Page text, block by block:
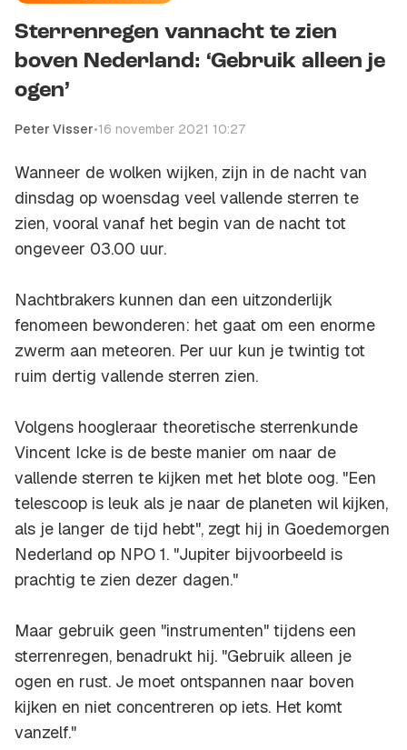
Sterrenregen vannacht te zien
boven Nederland: ‘Gebruik alleen je
ogen’
Peter Visser•16 november 2021 10:27
Wanneer de wolken wijken, zijn in de nacht van
dinsdag op woensdag veel vallende sterren te
zien, vooral vanaf het begin van de nacht tot
ongeveer 03.00 uur.
Nachtbrakers kunnen dan een uitzonderlijk
fenomeen bewonderen: het gaat om een enorme
zwerm aan meteoren. Per uur kun je twintig tot
ruim dertig vallende sterren zien.
Volgens hoogleraar theoretische sterrenkunde
Vincent Icke is de beste manier om naar de
vallende sterren te kijken met het blote oog. "Een
telescoop is leuk als je naar de planeten wil kijken,
als je langer de tijd hebt", zegt hij in Goedemorgen
Nederland op NPO 1. "Jupiter bijvoorbeeld is
prachtig te zien dezer dagen."
Maar gebruik geen "instrumenten" tijdens een
sterrenregen, benadrukt hij. "Gebruik alleen je
ogen en rust. Je moet ontspannen naar boven
kijken en niet concentreren op iets. Het komt
vanzelf."